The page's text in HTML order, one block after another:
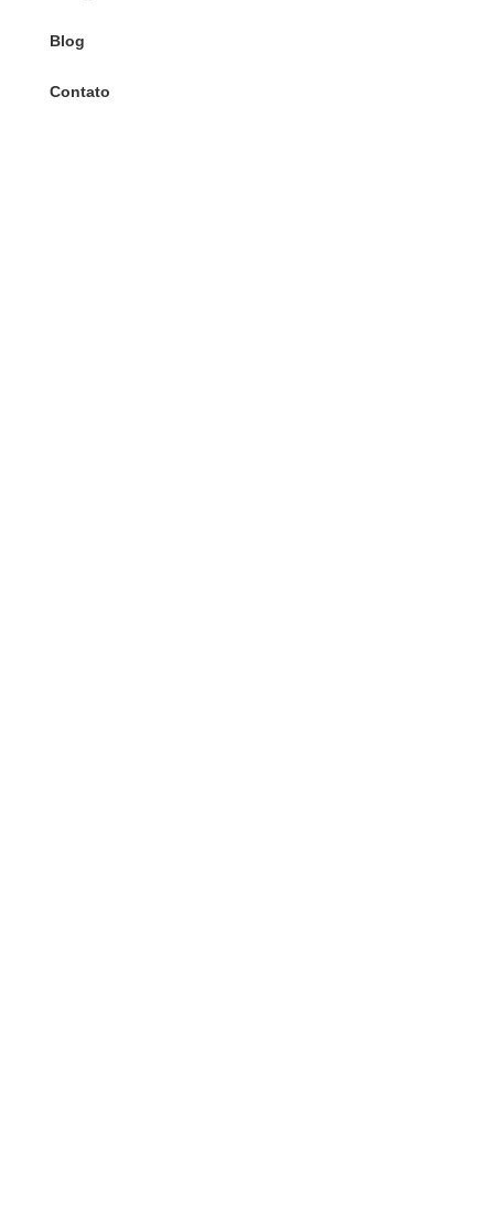
Blog
Contato